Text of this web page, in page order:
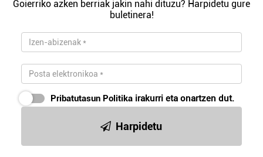
Goierriko azken berriak jakin nahi dituzu? Harpidetu gure
buletinera!
Pribatutasun Politika irakurri eta onartzen dut.
Harpidetu